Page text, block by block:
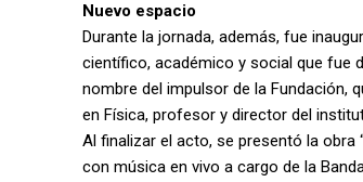
Nuevo espacio
Durante la jornada, además, fue
científico, académico y social que fue
nombre del impulsor de la Fundación,
en Física, profesor y director del
Al finalizar el acto, se presentó la obra
con música en vivo a cargo de la